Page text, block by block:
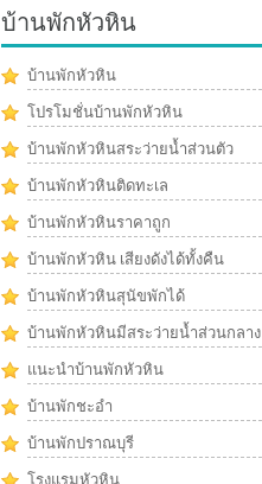
บ้านพักหัวหิน
บ้านพักหัวหิน
โปรโมชั่นบ้านพักหัวหิน
บ้านพักหัวหินสระว่ายน้ำส่วนตัว
บ้านพักหัวหินติดทะเล
บ้านพักหัวหินราคาถูก
บ้านพักหัวหิน เสียงดังได้ทั้งคืน
บ้านพักหัวหินสุนัขพักได้
บ้านพักหัวหินมีสระว่ายน้ำส่วนกลาง
แนะนำบ้านพักหัวหิน
บ้านพักชะอำ
บ้านพักปราณบุรี
โรงแรมหัวหิน